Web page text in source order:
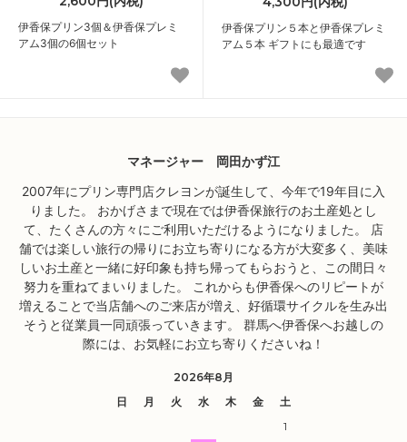
伊香保プリン3個＆伊香保プレミ
アム3個の6個セット
伊香保プリン５本と伊香保プレミ
アム５本 ギフトにも最適です
マネージャー 岡田かず江
2007年にプリン専門店クレヨンが誕生して、今年で19年目に入
りました。 おかげさまで現在では伊香保旅行のお土産処とし
て、たくさんの方々にご利用いただけるようになりました。 店
舗では楽しい旅行の帰りにお立ち寄りになる方が大変多く、美味
しいお土産と一緒に好印象も持ち帰ってもらおうと、この間日々
努力を重ねてまいりました。 これからも伊香保へのリピートが
増えることで当店舗へのご来店が増え、好循環サイクルを生み出
そうと従業員一同頑張っていきます。 群馬へ伊香保へお越しの
際には、お気軽にお立ち寄りくださいね！
2026年8月
日
月 火 水 木 金
土
1